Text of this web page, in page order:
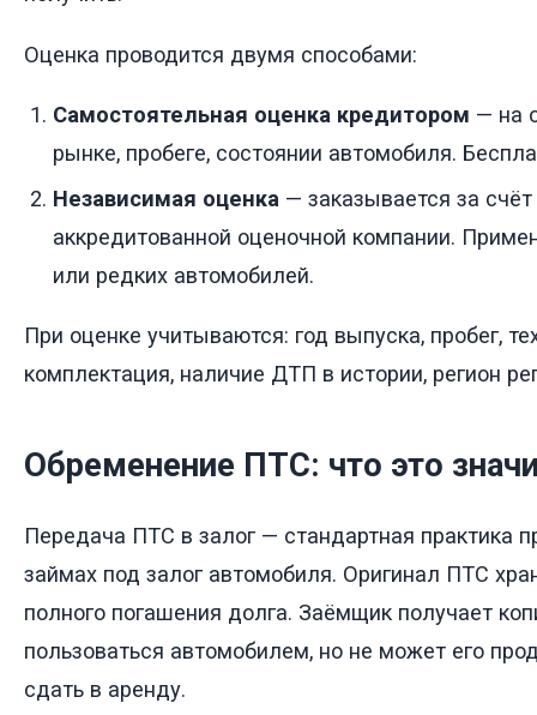
Оценка проводится двумя способами:
Самостоятельная оценка кредитором — на
рынке, пробеге, состоянии автомобиля.
Независимая оценка — заказывается за
аккредитованной оценочной компании.
или редких автомобилей.
При оценке учитываются: год выпуска, пробег,
комплектация, наличие ДТП в истории, регион
Обременение ПТС: что это
Передача ПТС в залог — стандартная практика
займах под залог автомобиля. Оригинал ПТС
полного погашения долга. Заёмщик получает
пользоваться автомобилем, но не может его
сдать в аренду.